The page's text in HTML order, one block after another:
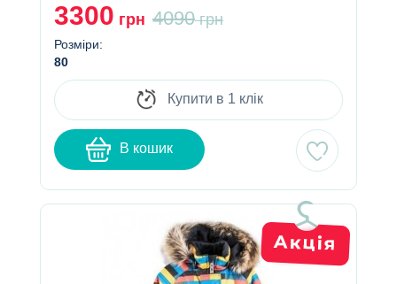
3300 грн 4090грн
Розміри:
80
Купити в 1 клік
В кошик